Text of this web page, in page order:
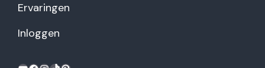
Ervaringen
Inloggen